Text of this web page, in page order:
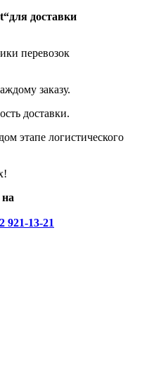
“для доставки
перевозок
заказу.
доставки.
этапе логистического
921-13-21